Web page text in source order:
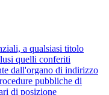
a qualsiasi titolo
quelli conferiti
dall'organo di indirizzo
pubbliche di
di posizione